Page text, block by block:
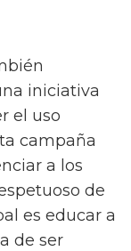
iniciativa
el uso
campaña
a los
de
es educar a
de ser